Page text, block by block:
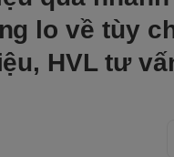
lo về tùy
HVL tư